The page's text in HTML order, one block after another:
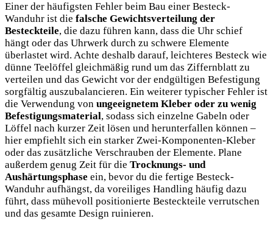
Einer der häufigsten Fehler beim Bau einer Besteck-
Wanduhr ist die falsche Gewichtsverteilung der
Besteckteile, die dazu führen kann, dass die Uhr schief
hängt oder das Uhrwerk durch zu schwere Elemente
überlastet wird. Achte deshalb darauf, leichteres Besteck wie
dünne Teelöffel gleichmäßig rund um das Ziffernblatt zu
verteilen und das Gewicht vor der endgültigen Befestigung
sorgfältig auszubalancieren. Ein weiterer typischer Fehler ist
die Verwendung von ungeeignetem Kleber oder zu wenig
Befestigungsmaterial, sodass sich einzelne Gabeln oder
Löffel nach kurzer Zeit lösen und herunterfallen können –
hier empfiehlt sich ein starker Zwei-Komponenten-Kleber
oder das zusätzliche Verschrauben der Elemente. Plane
außerdem genug Zeit für die Trocknungs- und
Aushärtungsphase ein, bevor du die fertige Besteck-
Wanduhr aufhängst, da voreiliges Handling häufig dazu
führt, dass mühevoll positionierte Besteckteile verrutschen
und das gesamte Design ruinieren.